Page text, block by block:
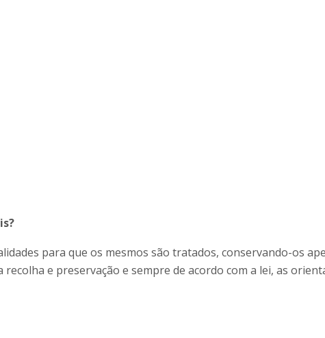
para que os mesmos são tratados, conservando-os
e preservação e sempre de acordo com a lei, as